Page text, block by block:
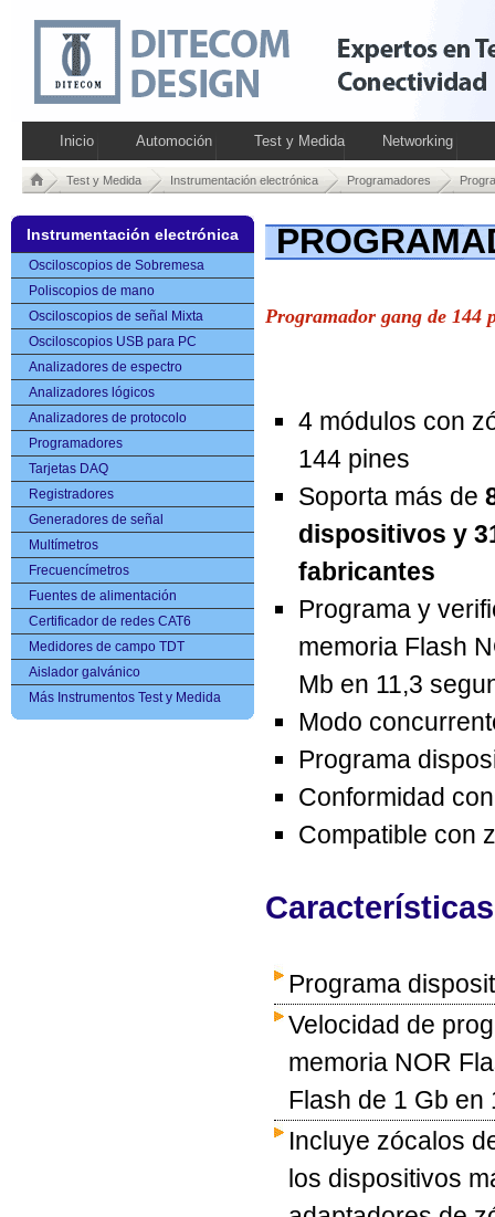
Inicio Automoción Test y Medida Networking
Test y Medida Instrumentación electrónica Programadores
Instrumentación electrónica
Osciloscopios de Sobremesa
Poliscopios de mano
Osciloscopios de señal Mixta
Osciloscopios USB para PC
Analizadores de espectro
Analizadores lógicos
Analizadores de protocolo
Programadores
Tarjetas DAQ
Registradores
Generadores de señal
Multímetros
Frecuencímetros
Fuentes de alimentación
Certificador de redes CAT6
Medidores de campo TDT
Aislador galvánico
Más Instrumentos Test y Medida
Programador gang de 144
4 módulos con
144 pines
Soporta más de
dispositivos y
fabricantes
Programa y
memoria Flash
Mb en 11,3
Modo
Programa
Conformidad
Compatible con
Programa
Velocidad de
memoria NOR
Flash de 1 Gb en
Incluye zócalos
los dispositivos